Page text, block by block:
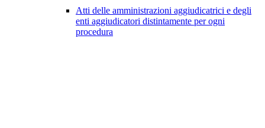
Atti delle amministrazioni aggiudicatrici e degli
enti aggiudicatori distintamente per ogni
procedura